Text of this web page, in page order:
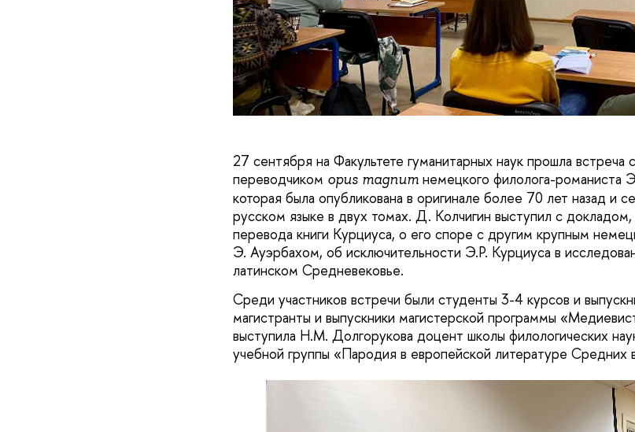
27 сентября на Факультете гуманитарных наук прошла
переводчиком opus magnumнемецкого филолога-романиста
которая была опубликована в оригинале более 70 лет назад и
русском языке в двух томах. Д. Колчигин выступил с
перевода книги Курциуса, о его споре с другим крупным
Э. Ауэрбахом, об исключительности Э.Р. Курциуса в
латинском Средневековье.
Среди участников встречи были студенты 3-4 курсов и
магистранты и выпускники магистерской программы
выступила Н.М. Долгорукова доцент школы филологических
учебной группы «Пародия в европейской литературе Средних